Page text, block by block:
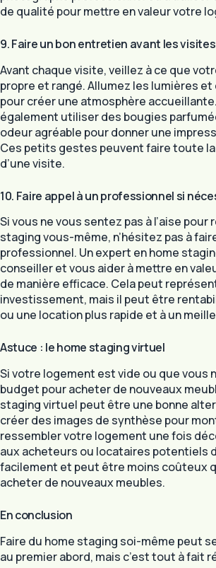
de qualité pour mettre en valeur votre
9. Faire un bon entretien avant les visites
Avant chaque visite, veillez à ce que
propre et rangé. Allumez les lumières
pour créer une atmosphère
également utiliser des bougies
odeur agréable pour donner une
Ces petits gestes peuvent faire toute
d’une visite.
10. Faire appel à un professionnel si
Si vous ne vous sentez pas à l’aise pour
staging vous-même, n’hésitez pas à
professionnel. Un expert en home
conseiller et vous aider à mettre en
de manière efficace. Cela peut
investissement, mais il peut être
ou une location plus rapide et à un
Astuce : le home staging virtuel
Si votre logement est vide ou que vous
budget pour acheter de nouveaux
staging virtuel peut être une bonne
créer des images de synthèse pour
ressembler votre logement une fois
aux acheteurs ou locataires potentiels
facilement et peut être moins coûteux
acheter de nouveaux meubles.
En conclusion
Faire du home staging soi-même peut
au premier abord, mais c’est tout à fait